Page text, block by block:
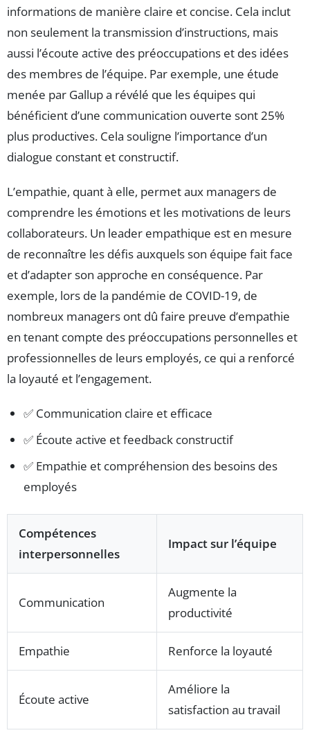
informations de manière claire et concise. Cela inclut
non seulement la transmission d’instructions, mais
aussi l’écoute active des préoccupations et des idées
des membres de l’équipe. Par exemple, une étude
menée par Gallup a révélé que les équipes qui
bénéficient d’une communication ouverte sont 25%
plus productives. Cela souligne l’importance d’un
dialogue constant et constructif.
L’empathie, quant à elle, permet aux managers de
comprendre les émotions et les motivations de leurs
collaborateurs. Un leader empathique est en mesure
de reconnaître les défis auxquels son équipe fait face
et d’adapter son approche en conséquence. Par
exemple, lors de la pandémie de COVID-19, de
nombreux managers ont dû faire preuve d’empathie
en tenant compte des préoccupations personnelles et
professionnelles de leurs employés, ce qui a renforcé
la loyauté et l’engagement.
✅ Communication claire et efficace
✅ Écoute active et feedback constructif
✅ Empathie et compréhension des besoins des
employés
Compétences
interpersonnelles
Impact sur l’équipe
Communication
Augmente la
productivité
Empathie Renforce la loyauté
Écoute active
Améliore la
satisfaction au travail